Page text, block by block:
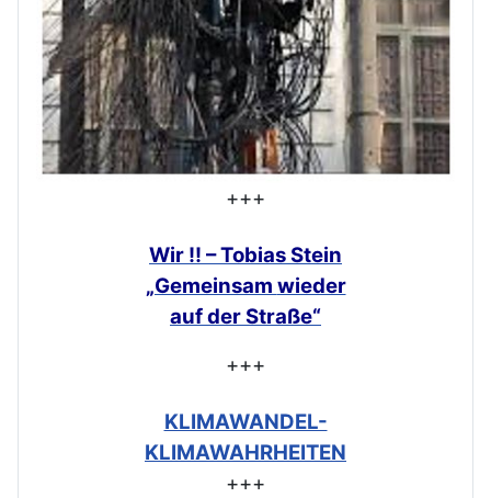
+++
Wir !! – Tobias Stein
„Gemeinsam wieder
auf der Straße“
+++
KLIMAWANDEL-
KLIMAWAHRHEITEN
+++